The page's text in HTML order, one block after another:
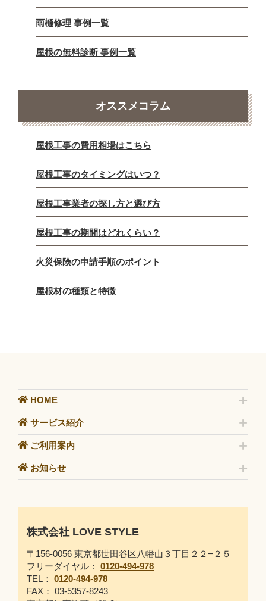
雨樋修理 事例一覧
屋根の無料診断 事例一覧
オススメコラム
屋根工事の費用相場はこちら
屋根工事のタイミングはいつ？
屋根工事業者の探し方と選び方
屋根工事の期間はどれくらい？
火災保険の申請手順のポイント
屋根材の種類と特徴
HOME
サービス紹介
ご利用案内
お知らせ
株式会社 LOVE STYLE
〒156-0056 東京都世田谷区八幡山３丁目２２−２５
フリーダイヤル： 0120-494-978
TEL： 0120-494-978
FAX： 03-5357-8243